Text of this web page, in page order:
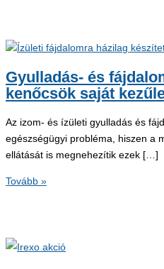
Gyulladás- és
kenőcsök saját
Az izom- és ízületi gyulladás és
egészségügyi probléma, hiszen a
ellátását is megnehezítik ezek […]
Gyulladás-
saját
Tovább »